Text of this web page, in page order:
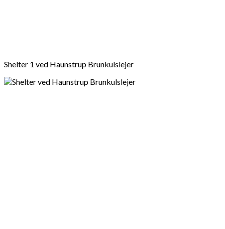
Shelter 1 ved Haunstrup Brunkulslejer